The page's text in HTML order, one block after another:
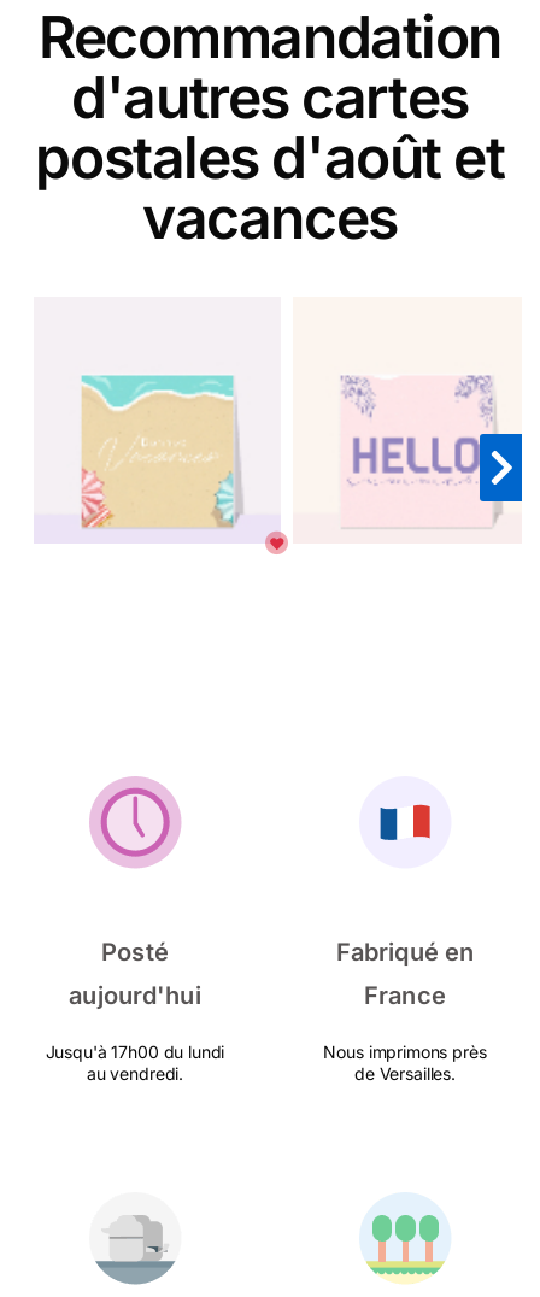
Recommandation
d'autres cartes
postales d'août et
vacances
Posté
aujourd'hui
Jusqu'à 17h00 du lundi
au vendredi.
Fabriqué en
France
Nous imprimons près
de Versailles.